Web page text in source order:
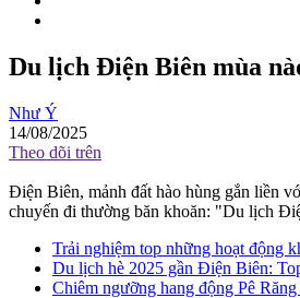
Du lịch Điện Biên mùa
Như Ý
14/08/2025
Theo dõi trên
Điện Biên, mảnh đất hào hùng gắn liền
chuyến đi thường băn khoăn: "Du lịch
Trải nghiệm top những hoạt động
Du lịch hè 2025 gần Điện Biên:
Chiêm ngưỡng hang động Pê